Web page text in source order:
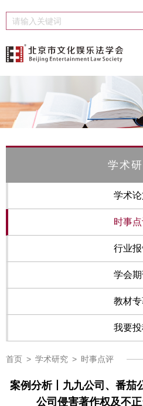
学术
学术
时事
行业
学会期
教材
我要
首页 > 学术研究 > 时事点评